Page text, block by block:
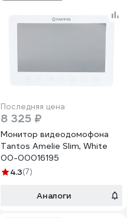
Последняя цена
8 325 ₽
Монитор видеодомофона
Tantos Amelie Slim, White
00-00016195
4.3(7)
Аналоги